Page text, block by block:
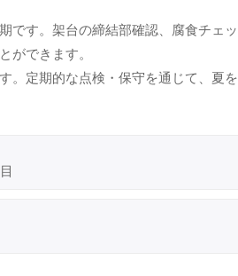
です。架台の締結部確認、腐食チェッ
ができます。
。定期的な点検・保守を通じて、夏を